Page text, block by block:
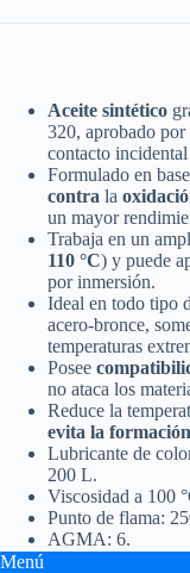
Aceite sintético
320, aprobado por
contacto
Formulado en
contra la
un mayor
Trabaja en un
110 °C) y puede
por inmersión.
Ideal en todo tipo
acero-bronce,
temperaturas
Posee
no ataca los
Reduce la
evita la
Lubricante de
200 L.
Viscosidad a 100
Punto de flama:
AGMA: 6.
Menú